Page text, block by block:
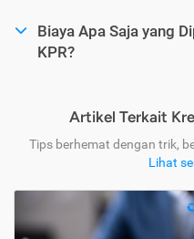
Biaya Apa Saja yang
KPR?
Artikel Terkait
Tips berhemat dengan trik,
Lihat